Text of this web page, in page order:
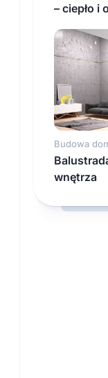
– ciepło i
Budowa
wnętrza